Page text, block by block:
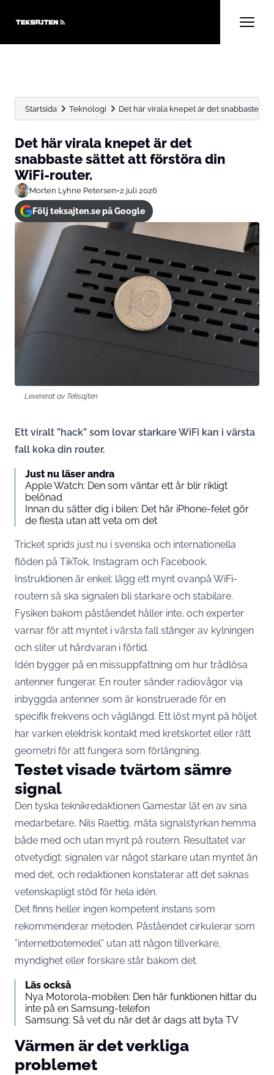
Startsida Teknologi Det här virala knepet är det snabbaste
Det här virala knepet är det
snabbaste sättet att förstöra din
WiFi-router.
Morten Lyhne Petersen•2 juli 2026
Följ teksajten.se på Google
Levererat av Teksajten
Ett viralt ”hack” som lovar starkare WiFi kan i värsta
fall koka din router.
Just nu läser andra
Apple Watch: Den som väntar ett år blir rikligt
belönad
Innan du sätter dig i bilen: Det här iPhone-felet gör
de flesta utan att veta om det
Tricket sprids just nu i svenska och internationella
flöden på TikTok, Instagram och Facebook.
Instruktionen är enkel: lägg ett mynt ovanpå WiFi-
routern så ska signalen bli starkare och stabilare.
Fysiken bakom påståendet håller inte, och experter
varnar för att myntet i värsta fall stänger av kylningen
och sliter ut hårdvaran i förtid.
Idén bygger på en missuppfattning om hur trådlösa
antenner fungerar. En router sänder radiovågor via
inbyggda antenner som är konstruerade för en
specifik frekvens och våglängd. Ett löst mynt på höljet
har varken elektrisk kontakt med kretskortet eller rätt
geometri för att fungera som förlängning.
Testet visade tvärtom sämre
signal
Den tyska teknikredaktionen Gamestar lät en av sina
medarbetare, Nils Raettig, mäta signalstyrkan hemma
både med och utan mynt på routern. Resultatet var
otvetydigt: signalen var något starkare utan myntet än
med det, och redaktionen konstaterar att det saknas
vetenskapligt stöd för hela idén.
Det finns heller ingen kompetent instans som
rekommenderar metoden. Påståendet cirkulerar som
”internetbotemedel” utan att någon tillverkare,
myndighet eller forskare står bakom det.
Läs också
Nya Motorola-mobilen: Den här funktionen hittar du
inte på en Samsung-telefon
Samsung: Så vet du när det är dags att byta TV
Värmen är det verkliga
problemet